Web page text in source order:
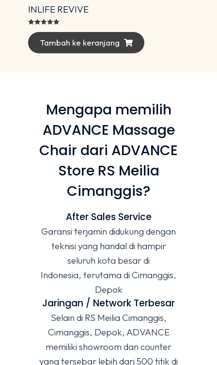
INLIFE REVIVE
dari 5
Tambah ke keranjang
Mengapa memilih
ADVANCE Massage
Chair dari ADVANCE
Store RS Meilia
Cimanggis?
After Sales Service
Garansi terjamin didukung dengan
teknisi yang handal di hampir
seluruh kota besar di
Indonesia, terutama di Cimanggis,
Depok
Jaringan / Network Terbesar
Selain di RS Meilia Cimanggis,
Cimanggis, Depok, ADVANCE
memiliki showroom dan counter
yang tersebar lebih dari 500 titik di